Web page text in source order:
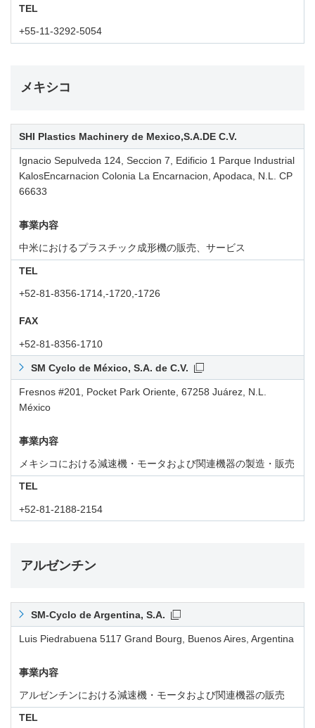
TEL
+55-11-3292-5054
メキシコ
SHI Plastics Machinery de Mexico,S.A.DE C.V.
Ignacio Sepulveda 124, Seccion 7, Edificio 1 Parque Industrial
KalosEncarnacion Colonia La Encarnacion, Apodaca, N.L. CP
66633
事業内容
中米におけるプラスチック成形機の販売、サービス
TEL
+52-81-8356-1714,-1720,-1726
FAX
+52-81-8356-1710
SM Cyclo de México, S.A. de C.V.
Fresnos #201, Pocket Park Oriente, 67258 Juárez, N.L.
México
事業内容
メキシコにおける減速機・モータおよび関連機器の製造・販売
TEL
+52-81-2188-2154
アルゼンチン
SM-Cyclo de Argentina, S.A.
Luis Piedrabuena 5117 Grand Bourg, Buenos Aires, Argentina
事業内容
アルゼンチンにおける減速機・モータおよび関連機器の販売
TEL